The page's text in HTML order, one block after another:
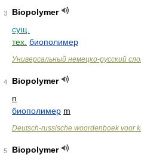
3
Biopolymer
сущ.
тех. биополимер
Универсальный немецко-русский
4
Biopolymer
n
биополимер m
Deutsch-russische woordenboek voor
5
Biopolymer